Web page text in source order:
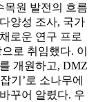
목원 발전의 흐름
양성 조사, 국가
로운 연구 프로
로 취임했다. 이
개원하고, DMZ
기’로 소나무에
꾸어 알렸다. 우